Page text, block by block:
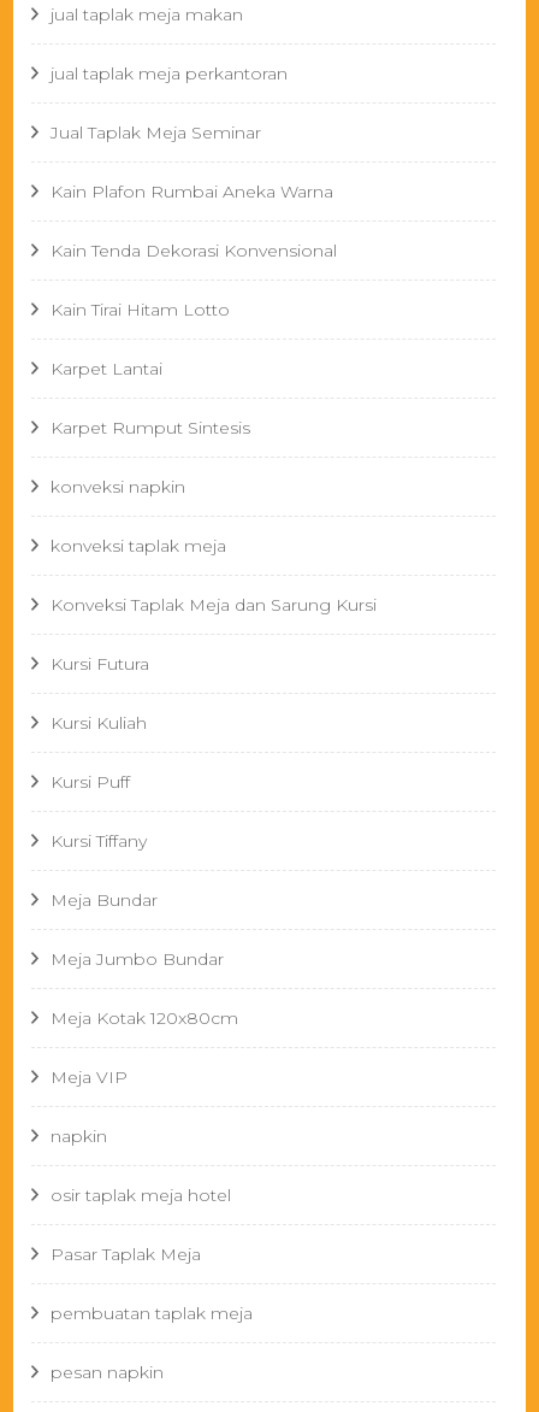
jual taplak meja makan
jual taplak meja perkantoran
Jual Taplak Meja Seminar
Kain Plafon Rumbai Aneka Warna
Kain Tenda Dekorasi Konvensional
Kain Tirai Hitam Lotto
Karpet Lantai
Karpet Rumput Sintesis
konveksi napkin
konveksi taplak meja
Konveksi Taplak Meja dan Sarung Kursi
Kursi Futura
Kursi Kuliah
Kursi Puff
Kursi Tiffany
Meja Bundar
Meja Jumbo Bundar
Meja Kotak 120x80cm
Meja VIP
napkin
osir taplak meja hotel
Pasar Taplak Meja
pembuatan taplak meja
pesan napkin